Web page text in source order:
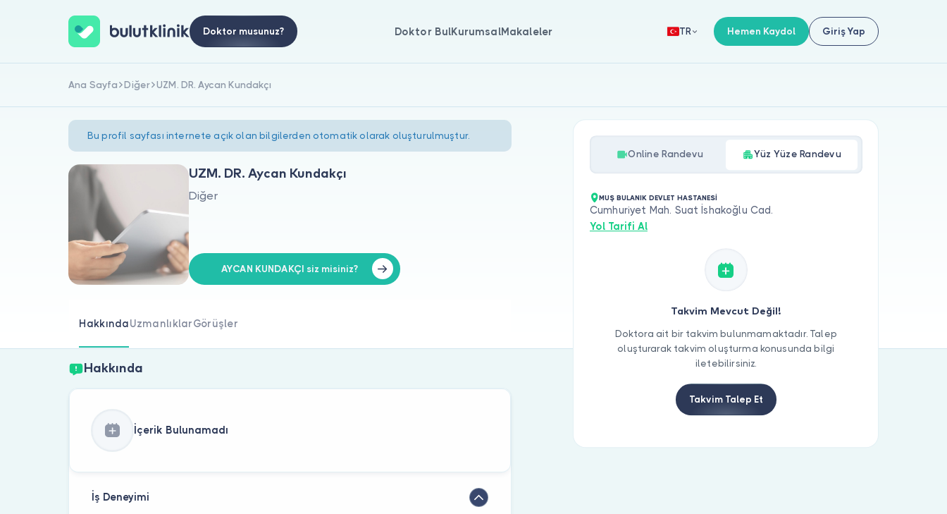
Doktor musunuz? Doktor BulKurumsalMakaleler TR Hemen Kaydol Giriş Yap
Ana Sayfa Diğer UZM. DR. Aycan Kundakçı
Bu profil sayfası internete açık olan bilgilerden otomatik olarak oluşturulmuştur.
UZM. DR. Aycan Kundakçı
Diğer
AYCAN KUNDAKÇI siz misiniz?
HakkındaUzmanlıklarGörüşler
Hakkında
İçerik Bulunamadı
İş Deneyimi
Online Randevu Yüz Yüze Randevu
MUŞ BULANIK DEVLET HASTANESİ
Cumhuriyet Mah. Suat İshakoğlu Cad.
Yol Tarifi Al
Takvim Mevcut Değil!
Doktora ait bir takvim bulunmamaktadır. Talep
oluşturarak takvim oluşturma konusunda bilgi
iletebilirsiniz.
Takvim Talep Et